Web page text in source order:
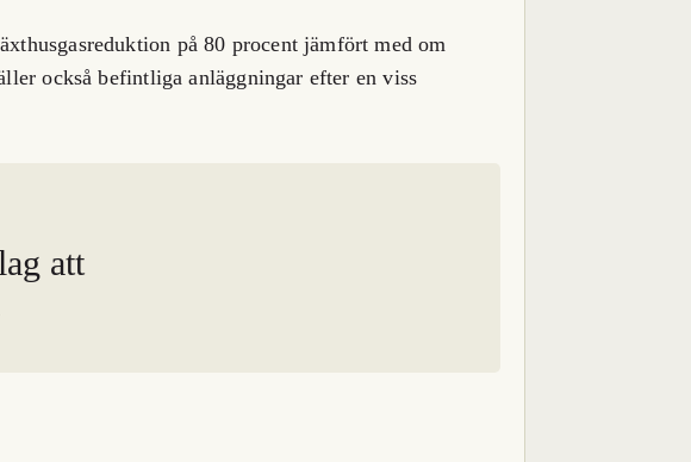
på 80 procent jämfört med om
också befintliga anläggningar efter en viss
att